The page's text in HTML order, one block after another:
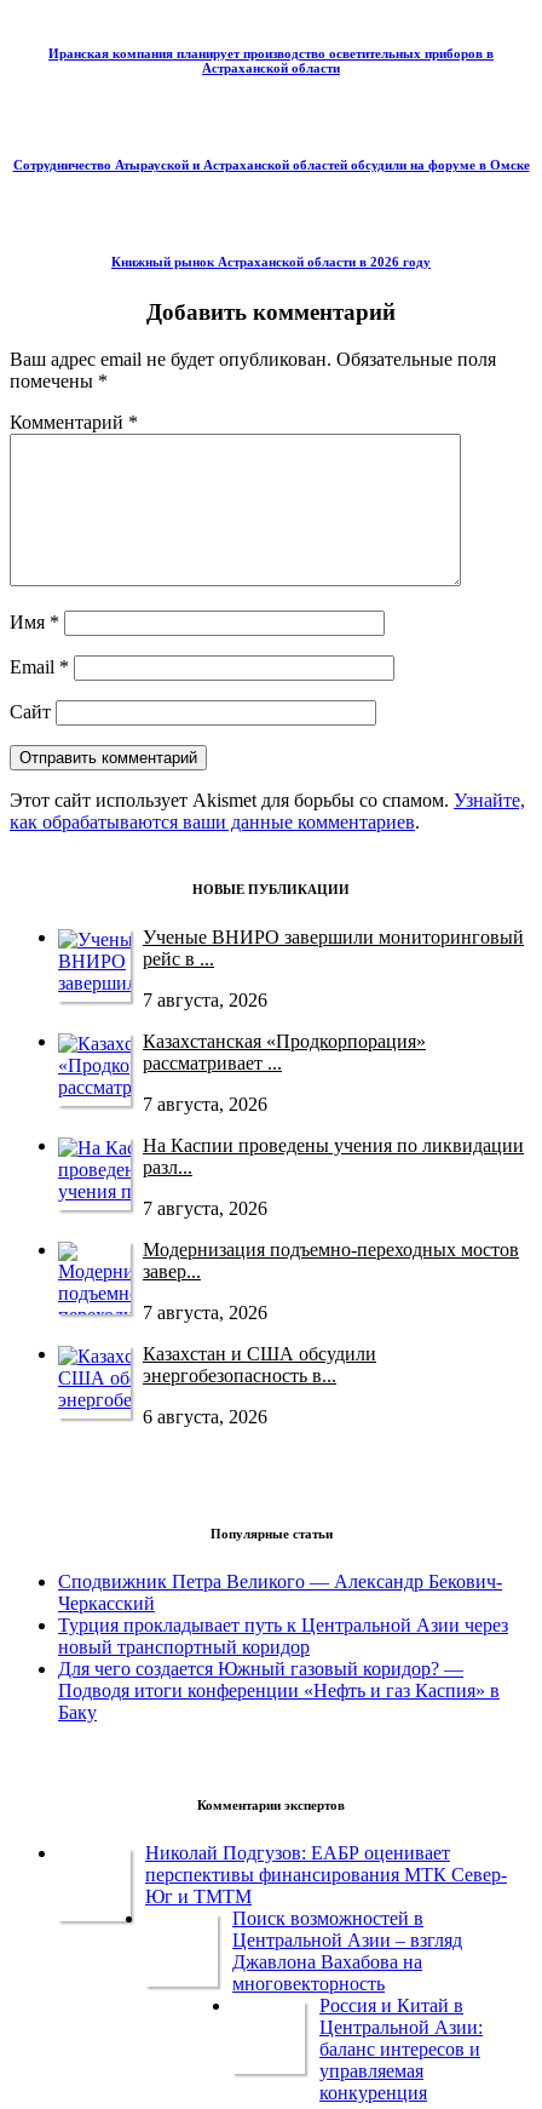
Иранская компания планирует производство осветительных приборов в
Астраханской области
Сотрудничество Атырауской и Астраханской областей обсудили на форуме в Омске
Книжный рынок Астраханской области в 2026 году
Добавить комментарий
Ваш адрес email не будет опубликован. Обязательные поля
помечены *
Комментарий *
Имя *
Email *
Сайт
Этот сайт использует Akismet для борьбы со спамом. Узнайте,
как обрабатываются ваши данные комментариев.
НОВЫЕ ПУБЛИКАЦИИ
Ученые ВНИРО завершили мониторинговый
рейс в ...
7 августа, 2026
Казахстанская «Продкорпорация»
рассматривает ...
7 августа, 2026
На Каспии проведены учения по ликвидации
разл...
7 августа, 2026
Модернизация подъемно-переходных мостов
завер...
7 августа, 2026
Казахстан и США обсудили
энергобезопасность в...
6 августа, 2026
Популярные статьи
Сподвижник Петра Великого — Александр Бекович-
Черкасский
Турция прокладывает путь к Центральной Азии через
новый транспортный коридор
Для чего создается Южный газовый коридор? —
Подводя итоги конференции «Нефть и газ Каспия» в
Баку
Комментарии экспертов
Николай Подгузов: ЕАБР оценивает
перспективы финансирования МТК Север-
Юг и ТМТМ
Поиск возможностей в
Центральной Азии – взгляд
Джавлона Вахабова на
многовекторность
Россия и Китай в
Центральной Азии:
баланс интересов и
управляемая
конкуренция